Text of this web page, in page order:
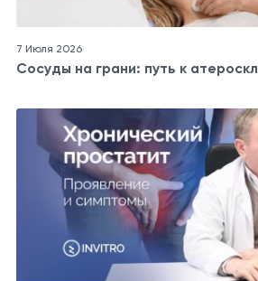
7 Июля 2026
Сосуды на грани: путь к